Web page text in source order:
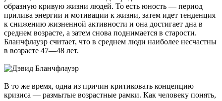
образную кривую жизни людей. То есть юность — период
прилива энергии и мотивации к жизни, затем идет тенденция
к снижению жизненной активности и она достигает дна в
среднем возрасте, а затем снова поднимается в старости.
Бланчфлауэр считает, что в среднем люди наиболее несчастны
в возрасте 47—48 лет.
В то же время, одна из причин критиковать концепцию
кризиса — размытые возрастные рамки. Как человеку понять,